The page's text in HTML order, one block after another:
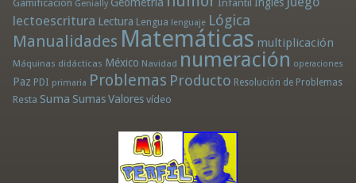
Gamificación Genially Geometría Infantil Inglés
lectoescritura Lectura Lengua lenguaje Lógica
Manualidades Matemáticas multiplicación
Máquinas didácticas México Navidad numeración operaciones
Paz PDI primaria Problemas Producto Resolución de Problemas
Resta Suma Sumas Valores vídeo